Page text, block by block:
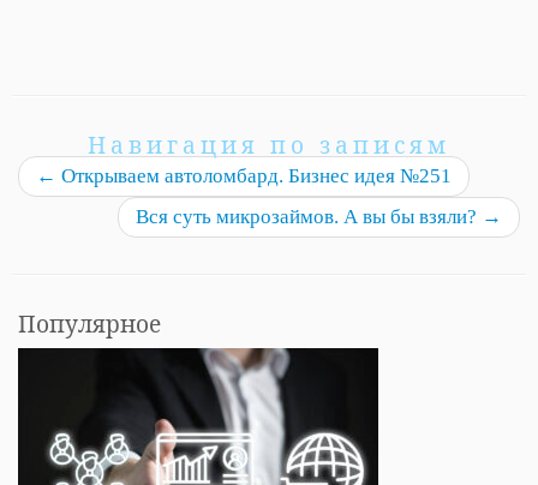
Навигация по записям
← Открываем автоломбард. Бизнес идея №251
Вся суть микрозаймов. А вы бы взяли? →
Популярное